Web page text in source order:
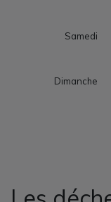
Samedi
Dimanche